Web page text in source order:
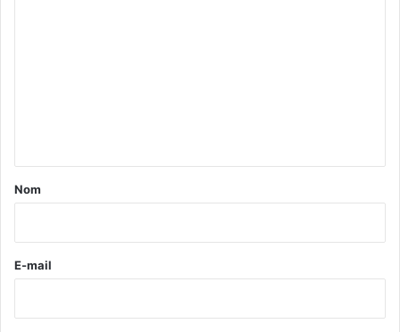
a
e
Nom
E-mail